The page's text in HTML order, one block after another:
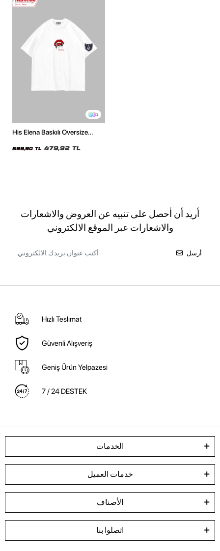
2
His Elena Baskılı Oversize
599,90 TL 479,92 TL
أريد أن أحصل على تنبيه عن العروض والاشعارات
والاشعارات عبر الموقع الالكتروني
أرسل
Hızlı Teslimat
Güvenli Alışveriş
Geniş Ürün Yelpazesi
7 / 24 DESTEK
الخدمات
خدمات العميل
الأصناف
اتصلوا بنا